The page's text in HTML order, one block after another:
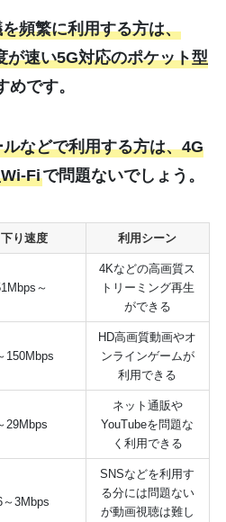
頻繁に利用する方は、
が速い5G対応のポケット型
です。
などで利用する方は、4G
Fiで問題ないでしょう。
下り速度 利用シーン
～
4Kなどの高画質ス
トリーミング再生
ができる
150Mbps
HD高画質動画やオ
ンラインゲームが
利用できる
29Mbps
ネット通販や
YouTubeを問題な
く利用できる
～3Mbps
SNSなどを利用す
る分には問題ない
が動画視聴は難し